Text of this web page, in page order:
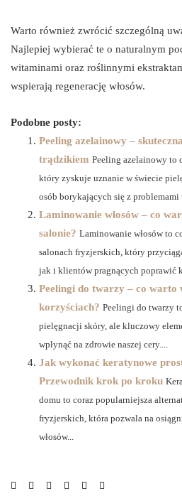
Warto również zwrócić szczególną
Najlepiej wybierać te o naturalnym
witaminami oraz roślinnymi
wspierają regenerację włosów.
Podobne posty:
Peeling azelainowy –
trądzikiem Peeling azelainowy to
który zyskuje uznanie w świecie
osób borykających się z problemami
Laminowanie włosów – co
salonie? Laminowanie włosów to
salonach fryzjerskich, który
jak i klientów pragnących poprawić
Peelingi do twarzy – co warto
korzyściach? Peelingi do twarzy
pielęgnacji skóry, ale kluczowy
wpłynąć na zdrowie naszej cery....
Jak wykonać keratynowe
Przewodnik krok po kroku
domu to coraz popularniejsza
fryzjerskich, która pozwala na
włosów...